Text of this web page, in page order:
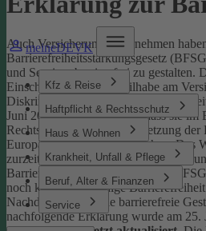
meineDEVK
Kfz & Reise
Haftpflicht & Rechtsschutz
Haus & Wohnen
Krankheit, Unfall & Pflege
Beruf, Alter & Finanzen
Service
Auch Versicherungsunternehmen
Barrierefreiheitsstärkungsgesetz
und Services barrierefrei zu gestalten.
Einschränkungen die Teilhabe am
Diskriminierung abzubauen.
Juni 2025 so gestaltet sein, dass sie
Rechtsvorschriften zur Umsetzung
Europäischen Parlaments stehen.Das
zurzeit nicht vollständig die
Barrierefreiheitsstärkungsgesetz
noch keine vollständige
Nachdruck daran, die barrierefreie
nachfolgende Erklärung wurde am 25.